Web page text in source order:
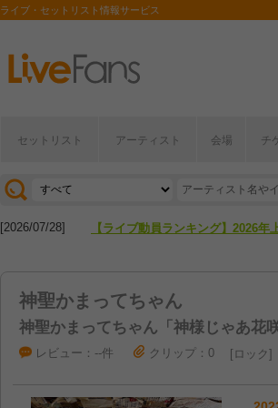
ライブ・セットリスト情報サービス
セットリスト アーティスト 会場 チ
[2026/04/27] 【フェス特集2026】フェス情報は
[2026/07/28] 【ライブ動員ランキング】2026年
[2026/07/28] 【ライブ動員ランキング】2026年
神聖かまってちゃん
神聖かまってちゃん「神様じゃあ花
レビュー：--件 クリップ：0 ロック